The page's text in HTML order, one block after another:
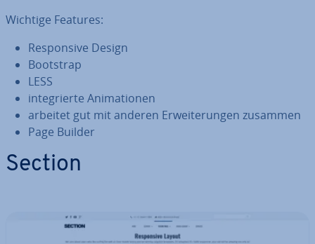
Wichtige Features:
Re­spon­si­ve Design
Bootstrap
LESS
in­te­grier­te Ani­ma­tio­nen
arbeitet gut mit anderen Er­wei­te­run­gen zusammen
Page Builder
Section